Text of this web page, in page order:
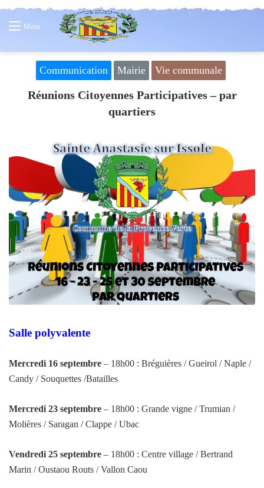
Menu
Communication Mairie Vie communale
Réunions Citoyennes Participatives – par
quartiers
Salle polyvalente
Mercredi 16 septembre – 18h00 : Bréguières / Gueirol / Naple /
Candy / Souquettes /Batailles
Mercredi 23 septembre – 18h00 : Grande vigne / Trumian /
Molières / Saragan / Clappe / Ubac
Vendredi 25 septembre – 18h00 : Centre village / Bertrand
Marin / Oustaou Routs / Vallon Caou